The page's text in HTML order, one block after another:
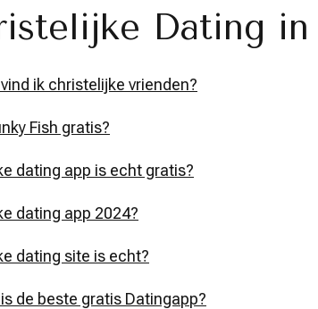
Dating in
ik christelijke vrienden?
Fish gratis?
dating app is echt gratis?
dating app 2024?
dating site is echt?
de beste gratis Datingapp?